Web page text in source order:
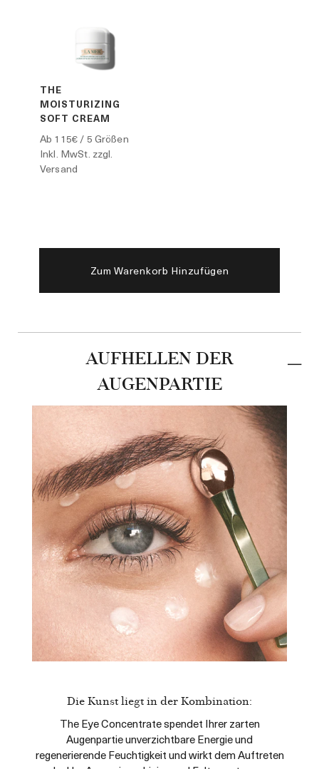
THE
MOISTURIZING
SOFT CREAM
Ab 115€/ 5 Größen
Inkl. MwSt. zzgl.
Versand
Zum Warenkorb Hinzufügen
AUFHELLEN DER
AUGENPARTIE
Die Kunst liegt in der Kombination:
The Eye Concentrate spendet Ihrer zarten
Augenpartie unverzichtbare Energie und
regenerierende Feuchtigkeit und wirkt dem Auftreten